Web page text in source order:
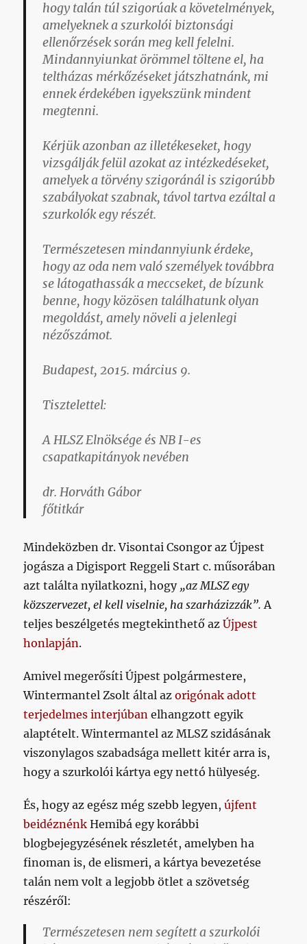
hogy talán túl szigorúak a követelmények,
amelyeknek a szurkolói biztonsági
ellenőrzések során meg kell felelni.
Mindannyiunkat örömmel töltene el, ha
teltházas mérkőzéseket játszhatnánk, mi
ennek érdekében igyekszünk mindent
megtenni.
Kérjük azonban az illetékeseket, hogy
vizsgálják felül azokat az intézkedéseket,
amelyek a törvény szigoránál is szigorúbb
szabályokat szabnak, távol tartva ezáltal a
szurkolók egy részét.
Természetesen mindannyiunk érdeke,
hogy az oda nem való személyek továbbra
se látogathassák a meccseket, de bízunk
benne, hogy közösen találhatunk olyan
megoldást, amely növeli a jelenlegi
nézőszámot.
Budapest, 2015. március 9.
Tisztelettel:
A HLSZ Elnöksége és NB I-es
csapatkapitányok nevében
dr. Horváth Gábor
főtitkár
Mindeközben dr. Visontai Csongor az Újpest
jogásza a Digisport Reggeli Start c. műsorában
azt találta nyilatkozni, hogy „az MLSZ egy
közszervezet, el kell viselnie, ha szarházizzák”. A
teljes beszélgetés megtekinthető azÚjpest
honlapján.
Amivel megerősíti Újpest polgármestere,
Wintermantel Zsolt által azorigónak adott
terjedelmes interjúban elhangzott egyik
alaptételt. Wintermantel az MLSZ szidásának
viszonylagos szabadsága mellett kitér arra is,
hogy a szurkolói kártya egy nettó hülyeség.
És, hogy az egész még szebb legyen,újfent
beidéznénk Hemibá egy korábbi
blogbejegyzésének részletét, amelyben ha
finoman is, de elismeri, a kártya bevezetése
talán nem volt a legjobb ötlet a szövetség
részéről:
Természetesen nem segített a szurkolói